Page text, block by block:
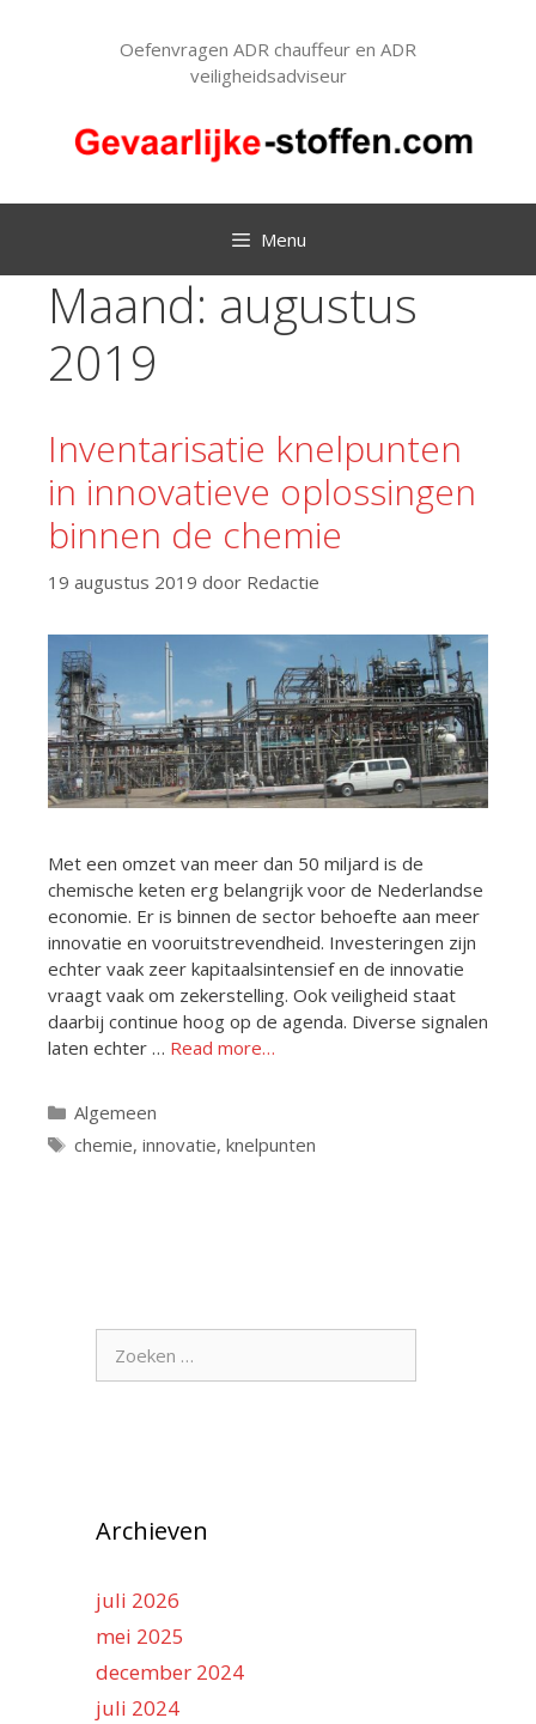
Oefenvragen ADR chauffeur en ADR
veiligheidsadviseur
Menu
Maand: augustus
2019
Inventarisatie knelpunten
in innovatieve oplossingen
binnen de chemie
19 augustus 2019 door Redactie
Met een omzet van meer dan 50 miljard is de
chemische keten erg belangrijk voor de Nederlandse
economie. Er is binnen de sector behoefte aan meer
innovatie en vooruitstrevendheid. Investeringen zijn
echter vaak zeer kapitaalsintensief en de innovatie
vraagt vaak om zekerstelling. Ook veiligheid staat
daarbij continue hoog op de agenda. Diverse signalen
laten echter … Read more…
Categorieën
Algemeen
Tags
chemie, innovatie, knelpunten
Archieven
juli 2026
mei 2025
december 2024
juli 2024